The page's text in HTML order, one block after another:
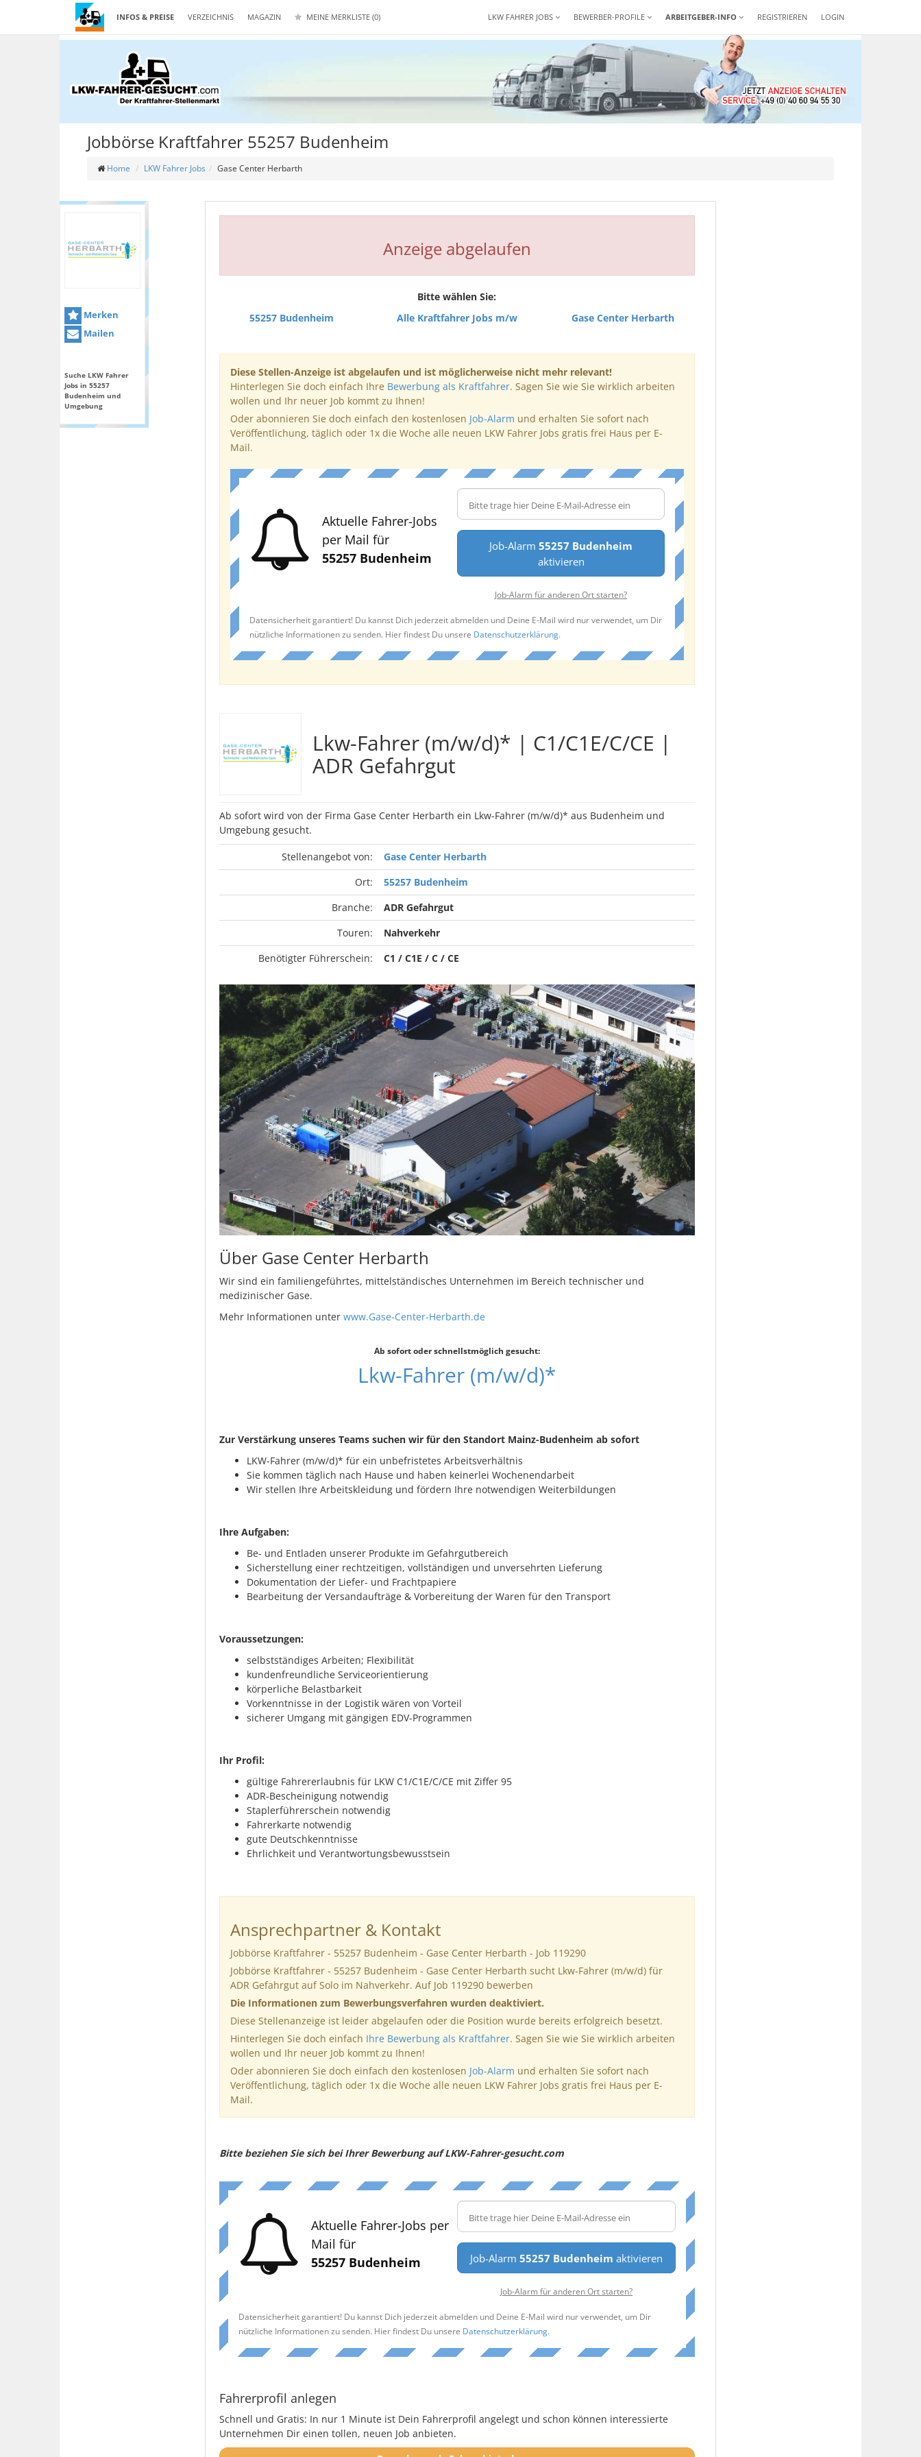
INFOS & PREISE VERZEICHNIS MAGAZIN MEINE MERKLISTE (0) REGISTRIEREN LOGIN
LKW FAHRER JOBS BEWERBER-PROFILE ARBEITGEBER-INFO
Jobbörse Kraftfahrer 55257 Budenheim
Home LKW Fahrer Jobs Gase Center Herbarth
Merken
Mailen
Suche LKW Fahrer
Jobs in 55257
Budenheim und
Umgebung
Anzeige abgelaufen
Bitte wählen Sie:
55257 Budenheim
Alle Kraftfahrer Jobs m/w Gase Center Herbarth
Diese Stellen-Anzeige ist abgelaufen und ist möglicherweise nicht mehr relevant!
Hinterlegen Sie doch einfach Ihre Bewerbung als Kraftfahrer. Sagen Sie wie Sie wirklich arbeiten
wollen und Ihr neuer Job kommt zu Ihnen!
Oder abonnieren Sie doch einfach den kostenlosen Job-Alarm und erhalten Sie sofort nach
Veröffentlichung, täglich oder 1x die Woche alle neuen LKW Fahrer Jobs gratis frei Haus per E-
Mail.
Aktuelle Fahrer-Jobs
per Mail für
55257 Budenheim
Job-Alarm55257 Budenheim
aktivieren
Job-Alarm für anderen Ort starten?
Datensicherheit garantiert! Du kannst Dich jederzeit abmelden und Deine E-Mail wird nur verwendet, um Dir
nützliche Informationen zu senden. Hier findest Du unsere Datenschutzerklärung.
Lkw-Fahrer (m/w/d)* | C1/C1E/C/CE |
ADR Gefahrgut
Ab sofort wird von der Firma Gase Center Herbarth ein Lkw-Fahrer (m/w/d)* aus Budenheim und
Umgebung gesucht.
Stellenangebot von:
Gase Center Herbarth
Ort:
55257 Budenheim
Branche:
ADR Gefahrgut
Touren:
Nahverkehr
Benötigter Führerschein:
C1 / C1E / C / CE
Über Gase Center Herbarth
Wir sind ein familiengeführtes, mittelständisches Unternehmen im Bereich technischer und
medizinischer Gase.
Mehr Informationen unter www.Gase-Center-Herbarth.de
Ab sofort oder schnellstmöglich gesucht:
Lkw-Fahrer (m/w/d)*
Zur Verstärkung unseres Teams suchen wir für den Standort Mainz-Budenheim ab sofort
LKW-Fahrer (m/w/d)* für ein unbefristetes Arbeitsverhältnis
Sie kommen täglich nach Hause und haben keinerlei Wochenendarbeit
Wir stellen Ihre Arbeitskleidung und fördern Ihre notwendigen Weiterbildungen
Ihre Aufgaben:
Be- und Entladen unserer Produkte im Gefahrgutbereich
Sicherstellung einer rechtzeitigen, vollständigen und unversehrten Lieferung
Dokumentation der Liefer- und Frachtpapiere
Bearbeitung der Versandaufträge & Vorbereitung der Waren für den Transport
Voraussetzungen:
selbstständiges Arbeiten; Flexibilität
kundenfreundliche Serviceorientierung
körperliche Belastbarkeit
Vorkenntnisse in der Logistik wären von Vorteil
sicherer Umgang mit gängigen EDV-Programmen
Ihr Profil:
gültige Fahrererlaubnis für LKW C1/C1E/C/CE mit Ziffer 95
ADR-Bescheinigung notwendig
Staplerführerschein notwendig
Fahrerkarte notwendig
gute Deutschkenntnisse
Ehrlichkeit und Verantwortungsbewusstsein
Ansprechpartner & Kontakt
Jobbörse Kraftfahrer - 55257 Budenheim - Gase Center Herbarth - Job 119290
Jobbörse Kraftfahrer - 55257 Budenheim - Gase Center Herbarth sucht Lkw-Fahrer (m/w/d) für
ADR Gefahrgut auf Solo im Nahverkehr. Auf Job 119290 bewerben
Die Informationen zum Bewerbungsverfahren wurden deaktiviert.
Diese Stellenanzeige ist leider abgelaufen oder die Position wurde bereits erfolgreich besetzt.
Hinterlegen Sie doch einfach Ihre Bewerbung als Kraftfahrer. Sagen Sie wie Sie wirklich arbeiten
wollen und Ihr neuer Job kommt zu Ihnen!
Oder abonnieren Sie doch einfach den kostenlosen Job-Alarm und erhalten Sie sofort nach
Veröffentlichung, täglich oder 1x die Woche alle neuen LKW Fahrer Jobs gratis frei Haus per E-
Mail.
Bitte beziehen Sie sich bei Ihrer Bewerbung auf LKW-Fahrer-gesucht.com
Aktuelle Fahrer-Jobs per
Mail für
55257 Budenheim
Job-Alarm55257 Budenheim aktivieren
Job-Alarm für anderen Ort starten?
Datensicherheit garantiert! Du kannst Dich jederzeit abmelden und Deine E-Mail wird nur verwendet, um Dir
nützliche Informationen zu senden. Hier findest Du unsere Datenschutzerklärung.
Fahrerprofil anlegen
Schnell und Gratis: In nur 1 Minute ist Dein Fahrerprofil angelegt und schon können interessierte
Unternehmen Dir einen tollen, neuen Job anbieten.